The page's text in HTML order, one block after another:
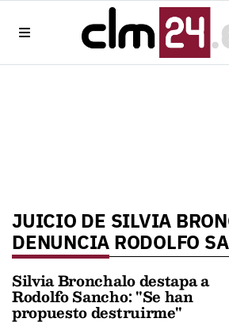
JUICIO DE SILVIA
DENUNCIA RODOLFO
Silvia Bronchalo destapa a
Rodolfo Sancho: "Se han
propuesto destruirme"